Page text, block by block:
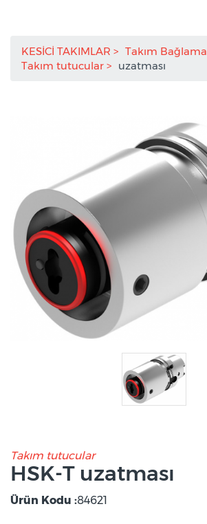
KESİCİ TAKIMLAR
Takım Bağlama
Takım tutucular
uzatması
Takım tutucular
HSK-T uzatması
Ürün Kodu :84621